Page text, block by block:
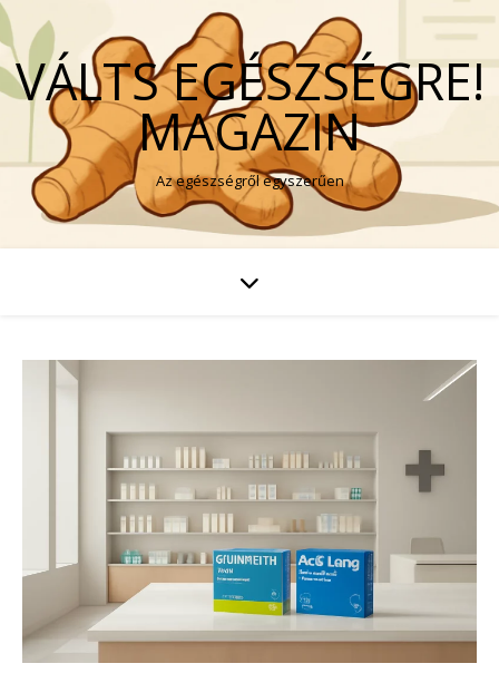
VÁLTS EGÉSZSÉGRE!
MAGAZIN
Az egészségről egyszerűen